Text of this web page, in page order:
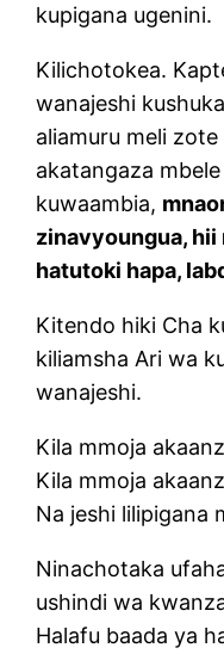
kupigana ugenini.
Kilichotokea.
wanajeshi
aliamuru meli
akatangaza
kuwaambia,
zinavyoungua, hii
hatutoki hapa,
Kitendo hiki Cha
kiliamsha Ari wa
wanajeshi.
Kila mmoja
Kila mmoja
Na jeshi lilipigana
Ninachotaka
ushindi wa
Halafu baada ya